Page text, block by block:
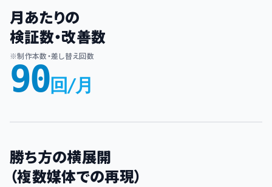
月あたりの
検証数・改善数
※制作本数・差し替え回数
90回/月
勝ち方の横展開
（複数媒体での再現）